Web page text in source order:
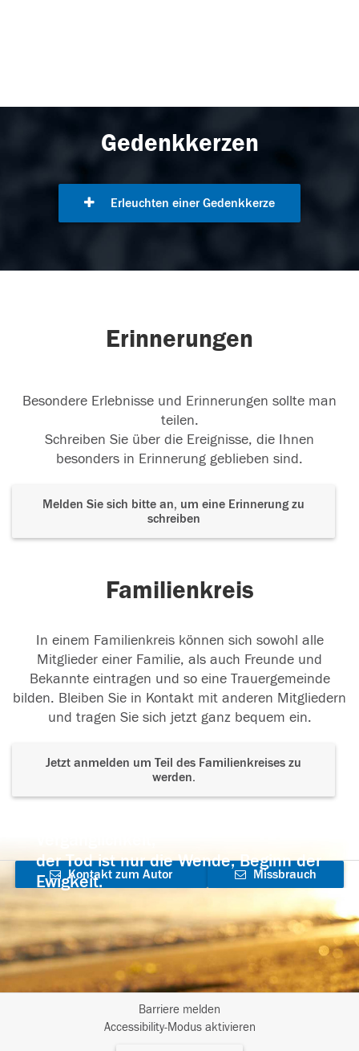
Gedenkkerzen
Erleuchten einer Gedenkkerze
Erinnerungen
Besondere Erlebnisse und Erinnerungen sollte man
teilen.
Schreiben Sie über die Ereignisse, die Ihnen
besonders in Erinnerung geblieben sind.
Melden Sie sich bitte an, um eine Erinnerung zu
schreiben
Familienkreis
In einem Familienkreis können sich sowohl alle
Mitglieder einer Familie, als auch Freunde und
Bekannte eintragen und so eine Trauergemeinde
bilden. Bleiben Sie in Kontakt mit anderen Mitgliedern
und tragen Sie sich jetzt ganz bequem ein.
Jetzt anmelden um Teil des Familienkreises zu
werden.
der Tod ist nur die Wende, Beginn der
Ewigkeit.
Kontakt zum Autor
aufnehmen
Missbrauch
Barriere melden
Accessibility-Modus aktivieren